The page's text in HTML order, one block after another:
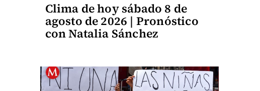
Clima de hoy sábado 8 de
agosto de 2026 | Pronóstico
con Natalia Sánchez